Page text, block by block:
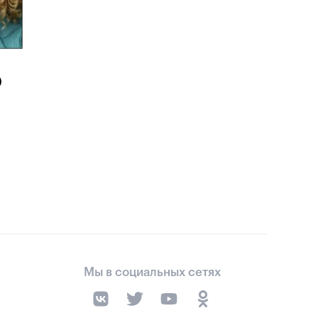
Мы в социальных сетях